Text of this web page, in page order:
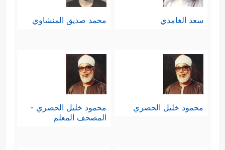
سعد الغامدي محمد صديق المنشاوي
محمود خليل الحصري
محمود خليل الحصري -
المصحف المعلم